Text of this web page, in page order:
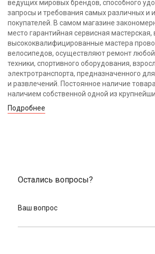
ведущих мировых брендов, способного
запросы и требования самых различных и
покупателей. В самом магазине
место гарантийная сервисная мастерская,
высококвалифицированные мастера
велосипедов, осуществляют ремонт
техники, спортивного оборудования,
электротранспорта, предназначенного
и развлечений. Постоянное наличие
наличием собственной одной из
Подробнее
Остались вопросы?
Ваш вопрос